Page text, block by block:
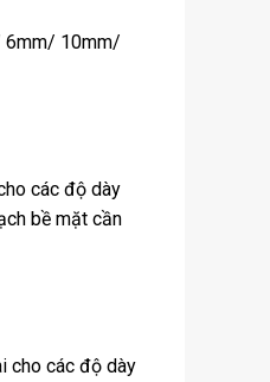
6mm/ 10mm/
các độ dày
bề mặt cần
cho các độ dày